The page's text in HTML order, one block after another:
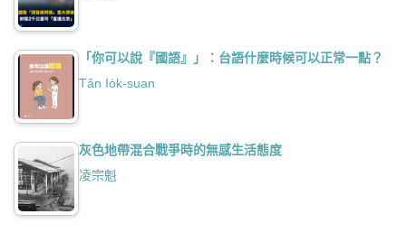
「你可以說『國語』」：台語什麼時候可以正常一點？
Tân Io̍k-suan
灰色地帶混合戰爭時的無感生活態度
凌宗魁